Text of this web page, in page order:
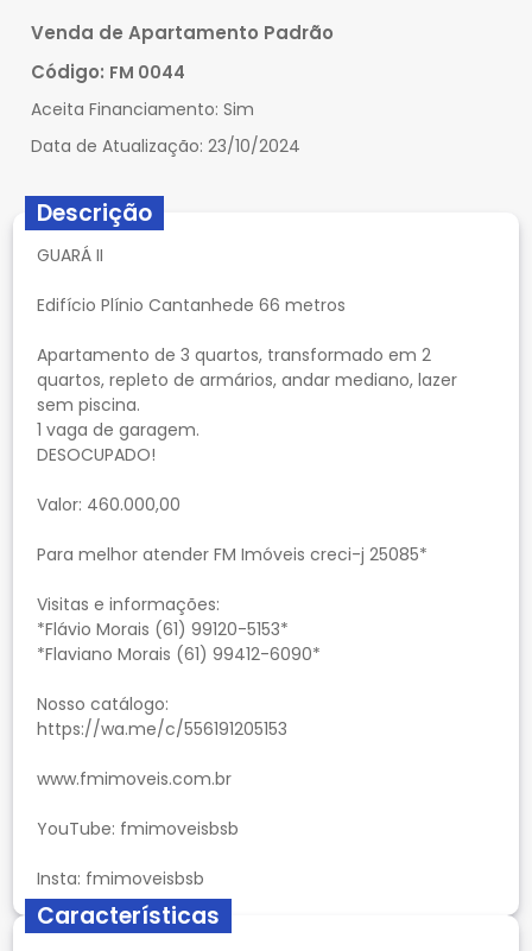
Venda de Apartamento Padrão
Código: FM 0044
Aceita Financiamento: Sim
Data de Atualização: 23/10/2024
Descrição
GUARÁ II
Edifício Plínio Cantanhede 66 metros
Apartamento de 3 quartos, transformado em 2
quartos, repleto de armários, andar mediano, lazer
sem piscina.
1 vaga de garagem.
DESOCUPADO!
Valor: 460.000,00
Para melhor atender FM Imóveis creci-j 25085*
Visitas e informações:
*Flávio Morais (61) 99120-5153*
*Flaviano Morais (61) 99412-6090*
Nosso catálogo:
https://wa.me/c/556191205153
www.fmimoveis.com.br
YouTube: fmimoveisbsb
Características